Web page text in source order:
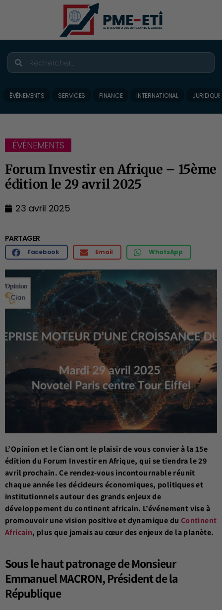
ÉVÈNEMENTS SERVICES FINANCE INTERNATIONAL JURIDIQUE
ÉVÈNEMENTS
Forum Investir en Afrique – 15ème
édition le 29 avril 2025
23 avril 2025
PARTAGER
Facebook Email WhatsApp
L’Opinion et le Cian ont le plaisir de vous convier à la 15e
édition du Forum Investir en Afrique, qui se tiendra le 29
avril prochain. Ce rendez-vous incontournable réunit
chaque année les décideurs économiques, politiques et
institutionnels autour des grands enjeux de
développement du continent africain. L’événement vise à
promouvoir une vision positive et dynamique du Continent
Africain, plus que jamais au cœur des enjeux de la planète.
Sous le haut patronage deMonsieur
Emmanuel MACRON,Président de la
République